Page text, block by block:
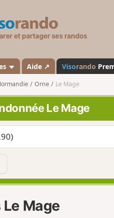
s
a
n
o
Aide ↗ Visorando
Orne Le Mage
Le Mage
Mage